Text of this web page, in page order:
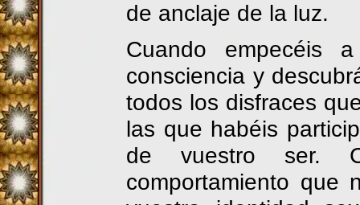
de anclaje de la luz.
Cuando empecéis
consciencia y
todos los disfraces
las que habéis
de vuestro ser.
comportamiento